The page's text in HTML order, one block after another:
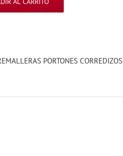
PORTONES CORREDIZOS